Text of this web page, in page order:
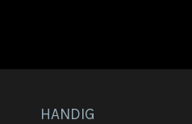
HANDIG